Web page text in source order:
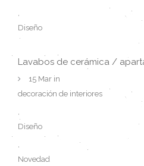
Diseño
Lavabos de cerámica /
15 Mar in
decoración de interiores
Diseño
Novedad